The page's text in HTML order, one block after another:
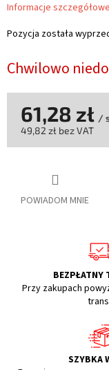
Chwilowo
Pozycja została
Informacje szczegółowe
POWIADOM MNIE
61,28 zł /
49,82 zł bez VAT
BEZPŁATNY
Przy zakupach
SZYBKA